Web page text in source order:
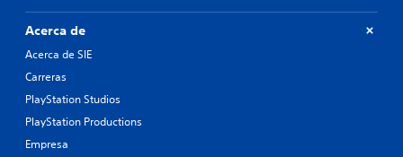
Acerca de
Acerca de SIE
Carreras
PlayStation Studios
PlayStation Productions
Empresa